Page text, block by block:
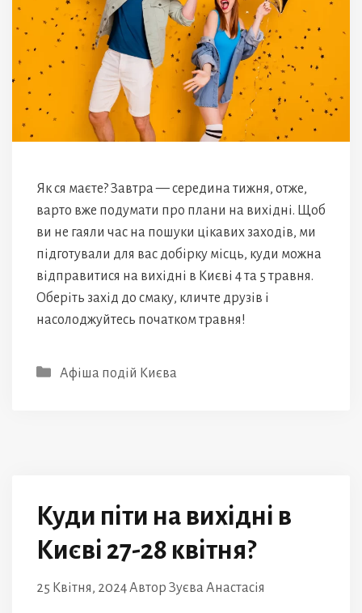
Як ся маєте? Завтра — середина тижня, отже,
варто вже подумати про плани на вихідні. Щоб
ви не гаяли час на пошуки цікавих заходів, ми
підготували для вас добірку місць, куди можна
відправитися на вихідні в Києві 4 та 5 травня.
Оберіть захід до смаку, кличте друзів і
насолоджуйтесь початком травня!
Категорії
Афіша подій Києва
Куди піти на вихідні в
Києві 27-28 квітня?
25 Квітня, 2024Автор Зуєва Анастасія